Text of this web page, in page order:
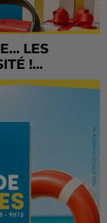
LES
!...